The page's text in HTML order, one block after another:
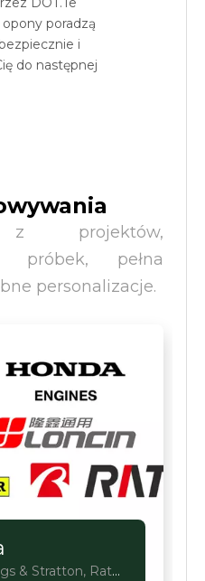
opony poradzą
i
do następnej
z projektów,
próbek, pełna
personalizacje.
& Stratton, Rato,